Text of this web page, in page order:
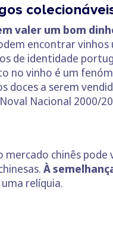
valer um bom
encontrar
de identidade
no vinho é um
doces a serem
Nacional 2000/
chinês
À
relíquia.